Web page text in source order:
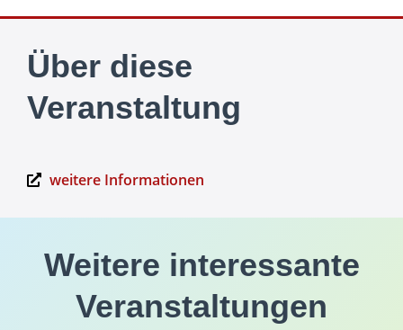
Über diese
Veranstaltung
weitere Informationen
Weitere interessante
Veranstaltungen